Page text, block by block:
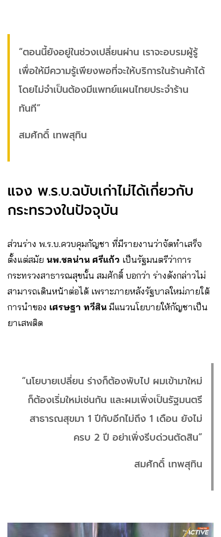
“ตอนนี้ยังอยู่ในช่วงเปลี่ยนผ่าน เราจะอบรมผู้รู้
เพื่อให้มีความรู้เพียงพอที่จะให้บริการในร้านค้าได้
โดยไม่จำเป็นต้องมีแพทย์แผนไทยประจำร้าน
ทันที”
สมศักดิ์ เทพสุทิน
แจง พ.ร.บ.ฉบับเก่าไม่ได้เกี่ยวกับ
กระทรวงในปัจจุบัน
ส่วนร่าง พ.ร.บ.ควบคุมกัญชา ที่มีรายงานว่าจัดทำเสร็จ
ตั้งแต่สมัย นพ.ชลน่าน ศรีแก้ว เป็นรัฐมนตรีว่าการ
กระทรวงสาธารณสุขนั้น สมศักดิ์ บอกว่า ร่างดังกล่าวไม่
สามารถเดินหน้าต่อได้ เพราะภายหลังรัฐบาลใหม่ภายใต้
การนำของ เศรษฐา ทวีสิน มีแนวนโยบายให้กัญชาเป็น
ยาเสพติด
“นโยบายเปลี่ยน ร่างก็ต้องพับไป ผมเข้ามาใหม่
ก็ต้องเริ่มใหม่เช่นกัน และผมเพิ่งเป็นรัฐมนตรี
สาธารณสุขมา 1 ปีกับอีกไม่ถึง 1 เดือน ยังไม่
ครบ 2 ปี อย่าเพิ่งรีบด่วนตัดสิน”
สมศักดิ์ เทพสุทิน